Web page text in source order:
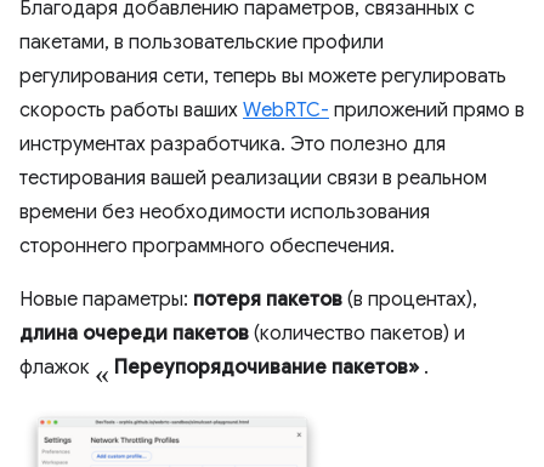
Благодаря добавлению параметров, связанных с
пакетами, в пользовательские профили
регулирования сети, теперь вы можете регулировать
скорость работы ваших WebRTC- приложений прямо в
инструментах разработчика. Это полезно для
тестирования вашей реализации связи в реальном
времени без необходимости использования
стороннего программного обеспечения.
Новые параметры: потеря пакетов (в процентах),
длина очереди пакетов (количество пакетов) и
флажок « Переупорядочивание пакетов» .